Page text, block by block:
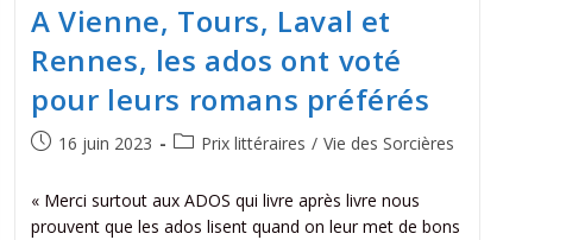
A Vienne, Tours, Laval et
Rennes, les ados ont voté
pour leurs romans préférés
16 juin 2023 Prix littéraires / Vie des Sorcières
« Merci surtout aux ADOS qui livre après livre nous
prouvent que les ados lisent quand on leur met de bons